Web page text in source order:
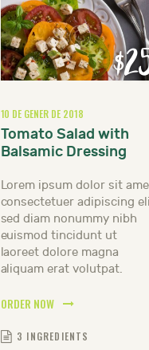
10 DE GENER DE 2018
Tomato Salad with
Balsamic Dressing
Lorem ipsum dolor sit
consectetuer adipiscing
sed diam nonummy nibh
euismod tincidunt ut
laoreet dolore magna
aliquam erat volutpat.
ORDER NOW
3 INGREDIENTS